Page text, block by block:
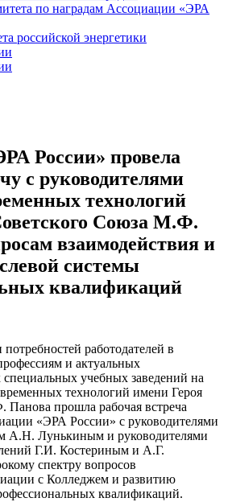
по наградам Ассоциации «ЭРА
российской энергетики
России» провела
с руководителями
технологий
Союза М.Ф.
взаимодействия и
системы
квалификаций
работодателей в
и актуальных
учебных заведений на
технологий имени Героя
прошла рабочая встреча
«ЭРА России» с руководителями
А.Н. Лунькиным и руководителями
Г.И. Костериным и А.Г.
спектру вопросов
с Колледжем и развитию
квалификаций.